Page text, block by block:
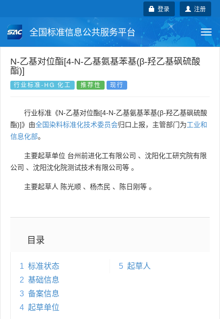
注册
登录
全国标准信息公共服务平台
国家标准 行业标准 地方标准
团体标准 企业标准
国外标准 技术委员会
N-乙基对位酯[4-N-乙基氨基苯基(β-羟乙基砜硫酸
酯)]
行业标准-HG 化工 推荐性 现行
行业标准《N-乙基对位酯[4-N-乙基氨基苯基(β-羟乙基砜硫酸
酯)]》由全国染料标准化技术委员会归口上报，主管部门为工业和
信息化部。
主要起草单位 台州前进化工有限公司 、 沈阳化工研究院有限
公司 、 沈阳沈化院测试技术有限公司等 。
主要起草人 陈光顺 、 杨杰民 、 陈日刚等 。
目录
1 标准状态
2 基础信息
3 备案信息
4 起草单位
5 起草人